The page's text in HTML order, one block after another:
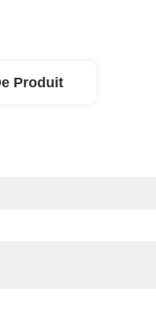
Produit